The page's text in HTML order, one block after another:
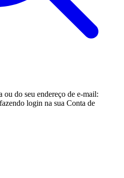
ou do seu endereço de e-mail:
login na sua Conta de